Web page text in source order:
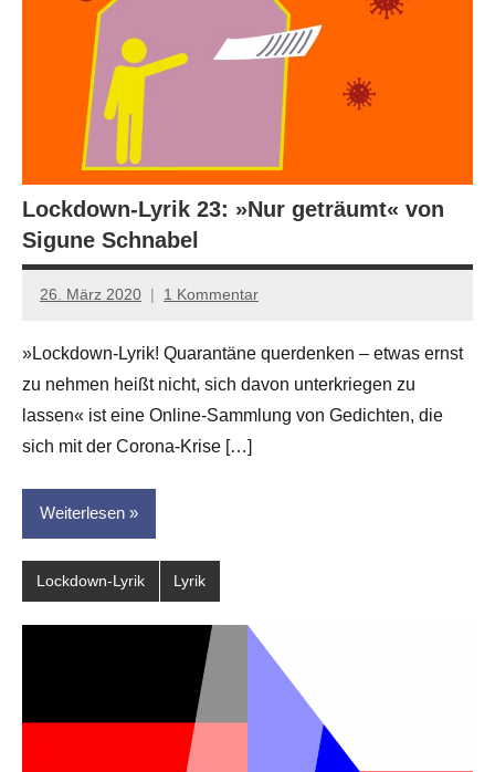
Lockdown-Lyrik 23: »Nur geträumt« von
Sigune Schnabel
26. März 2020
Jan-
Hornauer
für
dasgedichtblog
1 Kommentar
»Lockdown-Lyrik! Quarantäne querdenken – etwas ernst
zu nehmen heißt nicht, sich davon unterkriegen zu
lassen« ist eine Online-Sammlung von Gedichten, die
sich mit der Corona-Krise […]
Weiterlesen
Lockdown-Lyrik Lyrik